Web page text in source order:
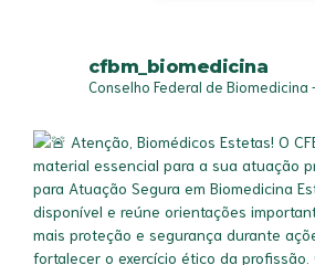
cfbm_biomedicina
Conselho Federal de Biomedicina